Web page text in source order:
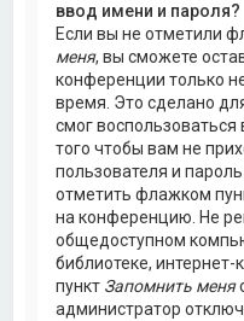
ввод имени и пароля?
Если вы не отметили
меня, вы сможете
конференции только
время. Это сделано
смог
того чтобы вам не
пользователя и
отметить флажком
на конференцию. Не
общедоступном
библиотеке, интернет-
пункт Запомнить меня
администратор